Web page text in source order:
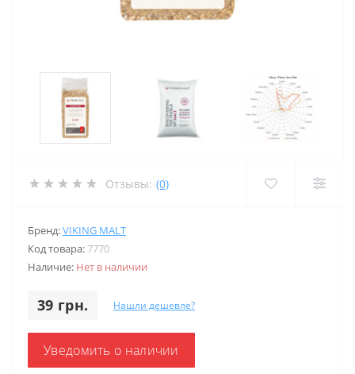
Отзывы: (0)
Бренд:VIKING MALT
Код товара:7770
Наличие: Нет в наличии
39 грн. Нашли дешевле?
Уведомить о наличии